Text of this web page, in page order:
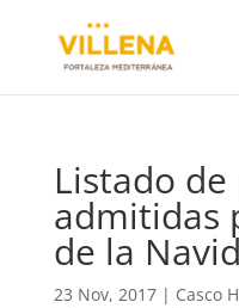
Listado
admitidas
de la
23 Nov, 2017| Casco